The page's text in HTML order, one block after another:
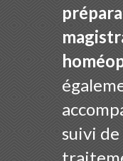
suivi